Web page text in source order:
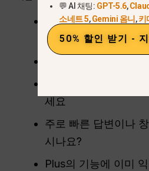
짧은 메시지, 요약문
성합니다.
고급 추론 모델을 거
작은 파일이나 기본
세요
주로 빠른 답변이나
시나요?
Plus의 기능에 이미
💬 AI 채팅: GPT-5.6,
소네트 5,Gemini 옴니 ,키
50% 할인 받기 -